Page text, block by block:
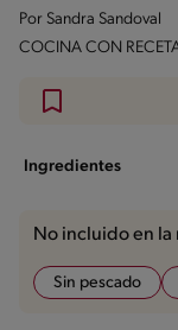
Por Sandra Sandoval
COCINA CON
Ingredientes
No incluido en la
Sin pescado